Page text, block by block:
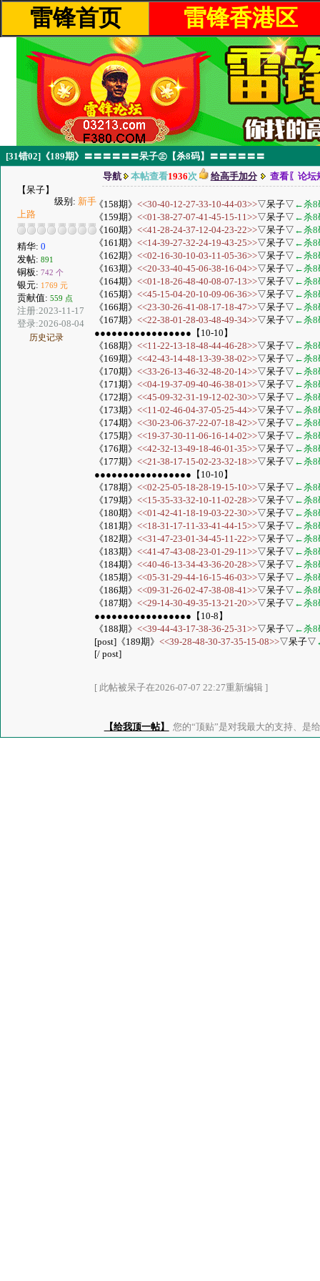
雷锋首页 雷锋香港区
[31错02]《189期》〓〓〓〓〓〓呆子㊣【杀8码】〓〓〓〓〓〓
【呆子】
级别: 新手
上路
精华: 0
发帖: 891
铜板: 742 个
银元: 1769 元
贡献值: 559 点
注册:2023-11-17
登录:2026-08-04
历史记录
导航 本帖查看1936次 给高手加分 查看〖论坛
《158期》<<30-40-12-27-33-10-44-03>>▽呆子▽ ←杀
《159期》<<01-38-27-07-41-45-15-11>>▽呆子▽ ←杀
《160期》<<41-28-24-37-12-04-23-22>>▽呆子▽ ←杀
《161期》<<14-39-27-32-24-19-43-25>>▽呆子▽ ←杀
《162期》<<02-16-30-10-03-11-05-36>>▽呆子▽ ←杀
《163期》<<20-33-40-45-06-38-16-04>>▽呆子▽ ←杀
《164期》<<01-18-26-48-40-08-07-13>>▽呆子▽ ←杀
《165期》<<45-15-04-20-10-09-06-36>>▽呆子▽ ←杀
《166期》<<23-30-26-41-08-17-18-47>>▽呆子▽ ←杀
《167期》<<22-38-01-28-03-48-49-34>>▽呆子▽ ←杀
●●●●●●●●●●●●●●●●●【10-10】
《168期》<<11-22-13-18-48-44-46-28>>▽呆子▽ ←杀
《169期》<<42-43-14-48-13-39-38-02>>▽呆子▽ ←杀
《170期》<<33-26-13-46-32-48-20-14>>▽呆子▽ ←杀
《171期》<<04-19-37-09-40-46-38-01>>▽呆子▽ ←杀
《172期》<<45-09-32-31-19-12-02-30>>▽呆子▽ ←杀
《173期》<<11-02-46-04-37-05-25-44>>▽呆子▽ ←杀
《174期》<<30-23-06-37-22-07-18-42>>▽呆子▽ ←杀
《175期》<<19-37-30-11-06-16-14-02>>▽呆子▽ ←杀
《176期》<<42-32-13-49-18-46-01-35>>▽呆子▽ ←杀
《177期》<<21-38-17-15-02-23-32-18>>▽呆子▽ ←杀
●●●●●●●●●●●●●●●●●【10-10】
《178期》<<02-25-05-18-28-19-15-10>>▽呆子▽ ←杀
《179期》<<15-35-33-32-10-11-02-28>>▽呆子▽ ←杀
《180期》<<01-42-41-18-19-03-22-30>>▽呆子▽ ←杀
《181期》<<18-31-17-11-33-41-44-15>>▽呆子▽ ←杀
《182期》<<31-47-23-01-34-45-11-22>>▽呆子▽ ←杀
《183期》<<41-47-43-08-23-01-29-11>>▽呆子▽ ←杀
《184期》<<40-46-13-34-43-36-20-28>>▽呆子▽ ←杀
《185期》<<05-31-29-44-16-15-46-03>>▽呆子▽ ←杀
《186期》<<09-31-26-02-47-38-08-41>>▽呆子▽ ←杀
《187期》<<29-14-30-49-35-13-21-20>>▽呆子▽ ←杀
●●●●●●●●●●●●●●●●●【10-8】
《188期》<<39-44-43-17-38-36-25-31>>▽呆子▽ ←杀
[post]《189期》<<39-28-48-30-37-35-15-08>>▽呆子▽
[/ post]
[ 此帖被呆子在2026-07-07 22:27重新编辑 ]
【给我顶一帖】 您的“顶贴”是对我最大的支持、是